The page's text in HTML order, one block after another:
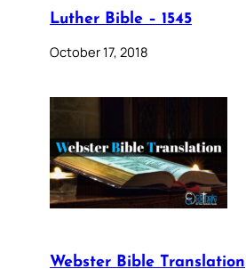
Luther Bible – 1545
October 17, 2018
Webster Bible Translation